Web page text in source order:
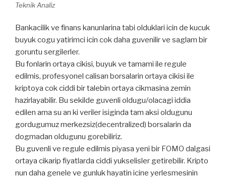
Teknik Analiz
Bankacilik ve finans kanunlarina tabi olduklari icin de kucuk
buyuk cogu yatirimci icin cok daha guvenilir ve saglam bir
goruntu sergilerler.
Bu fonlarin ortaya cikisi, buyuk ve tamami ile regule
edilmis, profesyonel calisan borsalarin ortaya cikisi ile
kriptoya cok ciddi bir talebin ortaya cikmasina zemin
hazirlayabilir. Bu sekilde guvenli oldugu/olacagi iddia
edilen ama su an ki veriler isiginda tam aksi oldugunu
gordugumuz merkezsiz(decentralized) borsalarin da
dogmadan oldugunu gorebiliriz.
Bu guvenli ve regule edilmis piyasa yeni bir FOMO dalgasi
ortaya cikarip fiyatlarda ciddi yukselisler getirebilir. Kripto
nun daha genele ve gunluk hayatin icine yerlesmesinin